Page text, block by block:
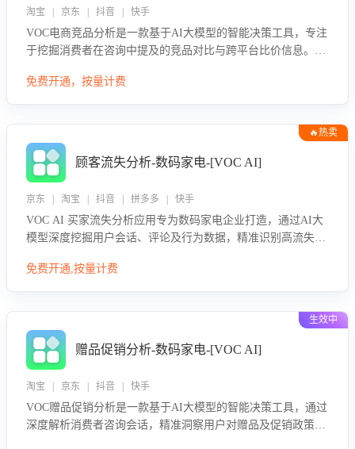
淘宝 | 京东 | 抖音 | 快手
VOC电商竞品分析是一款基于AI大模型的智能决策工具，专注
于挖掘消费者在咨询中提及的竞品对比与跨平台比价信息。该
息，进行多维度交叉对比，并分析消费者的比价行为。通过提
免费开通，按量计费
🔥热卖
顾客流失分析-数码家电-[VOC AI]
京东 | 淘宝 | 抖音 | 拼多多 | 快手
VOC AI 买家流失分析应用专为数码家电企业打造，通过AI大
模型深度挖掘用户会话、评论及行为数据，精准识别高流失风
迟、竞品价格冲击等。系统自动输出可落地的挽回策略，迅速
免费开通,按量计费
生效中
赠品促销分析-数码家电-[VOC AI]
淘宝 | 京东 | 抖音 | 快手
VOC赠品促销分析是一款基于AI大模型的智能决策工具，通过
深度解析消费者咨询会话，精准洞察用户对赠品及促销政策的